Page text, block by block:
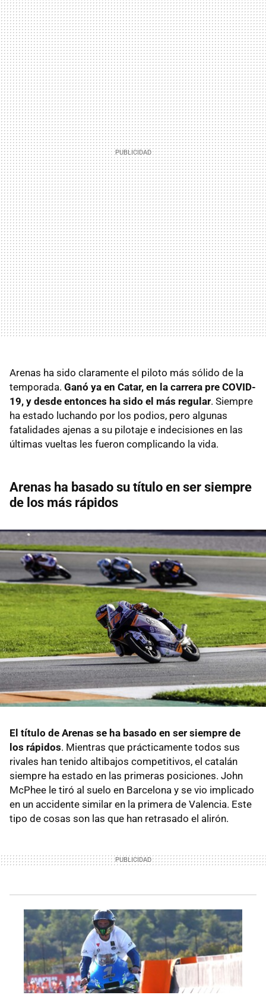
Arenas ha sido claramente el piloto más sólido de la
temporada. Ganó ya en Catar, en la carrera pre COVID-
19, y desde entonces ha sido el más regular. Siempre
ha estado luchando por los podios, pero algunas
fatalidades ajenas a su pilotaje e indecisiones en las
últimas vueltas les fueron complicando la vida.
Arenas ha basado su título en ser siempre
de los más rápidos
El título de Arenas se ha basado en ser siempre de
los rápidos. Mientras que prácticamente todos sus
rivales han tenido altibajos competitivos, el catalán
siempre ha estado en las primeras posiciones. John
McPhee le tiró al suelo en Barcelona y se vio implicado
en un accidente similar en la primera de Valencia. Este
tipo de cosas son las que han retrasado el alirón.